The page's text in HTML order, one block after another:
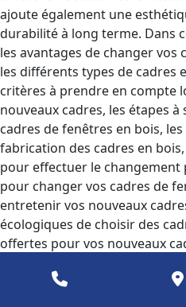
ajoute également une
durabilité à long terme. Dans
les avantages de changer vos
les différents types de cadres
critères à prendre en compte
nouveaux cadres, les étapes
cadres de fenêtres en bois,
fabrication des cadres en
pour effectuer le changement
pour changer vos cadres de
entretenir vos nouveaux
écologiques de choisir des
offertes pour vos nouveaux